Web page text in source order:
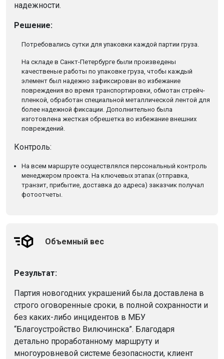
надежности.
Решение:
Потребовались сутки для упаковки каждой партии груза.
На складе в Санкт-Петербурге были произведены
качественые работы по упаковке груза, чтобы каждый
элемент был надежно зафиксирован во избежание
повреждения во время транспортировки, обмотан стрейч-
пленкой, обработан специальной металлической лентой для
более надежной фиксации. Дополнительно была
изготовлена жесткая обрешетка во избежание внешних
повреждений.
Контроль:
На всем маршруте осуществлялся персональный контроль
менеджером проекта. На ключевых этапах (отправка,
транзит, прибытие, доставка до адреса) заказчик получал
фотоотчеты.
Объемный вес
Результат:
Партия новогодних украшений была доставлена в
строго оговоренные сроки, в полной сохранности и
без каких-либо инцидентов в МБУ
“Благоустройство Вилючинска”. Благодаря
детально проработанному маршруту и
многоуровневой системе безопасности, клиент